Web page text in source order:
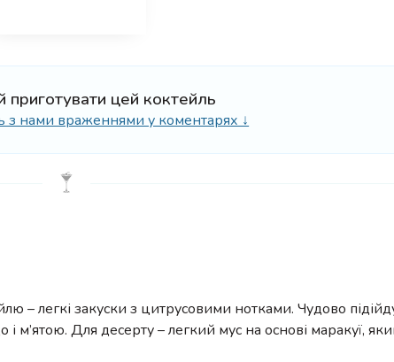
приготувати цей коктейль
з нами враженнями у коментарях ↓
– легкі закуски з цитрусовими нотками. Чудово
м’ятою. Для десерту – легкий мус на основі маракуї,